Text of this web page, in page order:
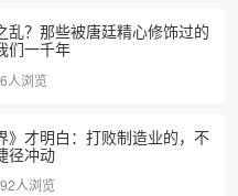
乱？那些被唐廷精心修饰过的
们一千年
人浏览
》才明白：打败制造业的，不
径冲动
人浏览